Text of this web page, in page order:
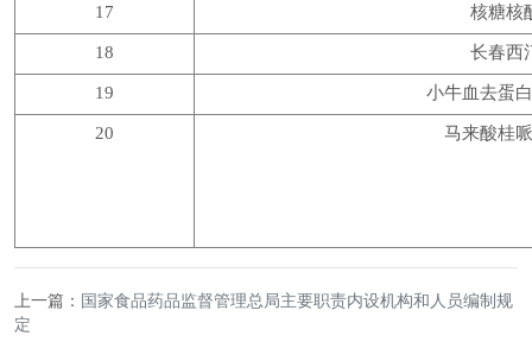
17 核糖核
18 长春西
19 小牛血去蛋
20 马来酸桂
上一篇： 国家食品药品监督管理总局主要职责内设机构和人员编制规
定